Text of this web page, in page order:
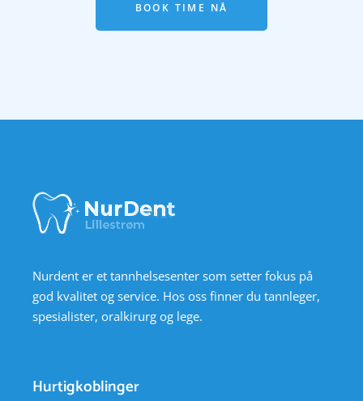
BOOK TIME NÅ
Nurdent er et tannhelsesenter som setter fokus på
god kvalitet og service. Hos oss finner du tannleger,
spesialister, oralkirurg og lege.
Hurtigkoblinger